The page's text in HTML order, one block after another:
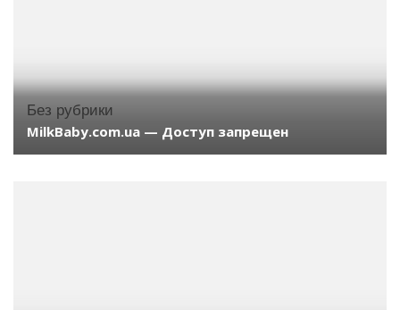
Без рубрики
MilkBaby.com.ua — Доступ запрещен